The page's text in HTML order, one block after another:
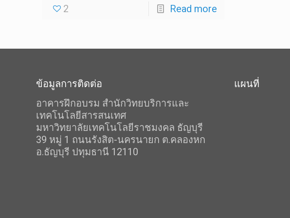
2 Read more
ข้อมูลการติดต่อ
อาคารฝึกอบรม สำนักวิทยบริการและ
เทคโนโลยีสารสนเทศ
มหาวิทยาลัยเทคโนโลยีราชมงคล ธัญบุรี
39 หมู่ 1 ถนนรังสิต-นครนายก ต.คลองหก
อ.ธัญบุรี ปทุมธานี 12110
แผนที่